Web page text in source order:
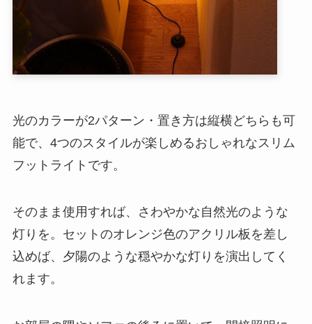
光のカラーが2パターン・置き方は縦横どちらも可
能で、4つのスタイルが楽しめるおしゃれなスリム
フットライトです。
そのまま使用すれば、さわやかな自然光のような
灯りを。セットのオレンジ色のアクリル板を差し
込めば、夕陽のような穏やかな灯りを演出してく
れます。